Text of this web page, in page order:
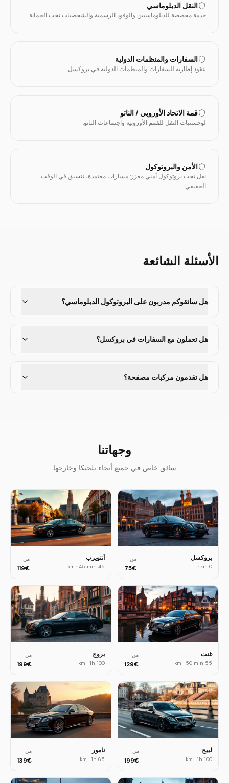
النقل الدبلوماسي
خدمة مخصصة للدبلوماسيين والوفود الرسمية والشخصيات تحت الحماية.
السفارات والمنظمات الدولية
عقود إطارية للسفارات والمنظمات الدولية في بروكسل.
قمة الاتحاد الأوروبي / الناتو
لوجستيات النقل للقمم الأوروبية واجتماعات الناتو.
الأمن والبروتوكول
نقل تحت بروتوكول أمني معزز: مسارات معتمدة، تنسيق في الوقت
الحقيقي.
الأسئلة الشائعة
هل سائقوكم مدربون على البروتوكول الدبلوماسي؟
هل تعملون مع السفارات في بروكسل؟
هل تقدمون مركبات مصفحة؟
وجهاتنا
سائق خاص في جميع أنحاء بلجيكا وخارجها
بروكسل
0 km
·
—
من
75€
أنتويرب
45 km
· 45 min
من
119€
غنت
55 km
· 50 min
من
129€
بروج
100 km
· 1h
من
199€
لييج
100 km
· 1h
من
199€
نامور
65 km
· 1h
من
139€